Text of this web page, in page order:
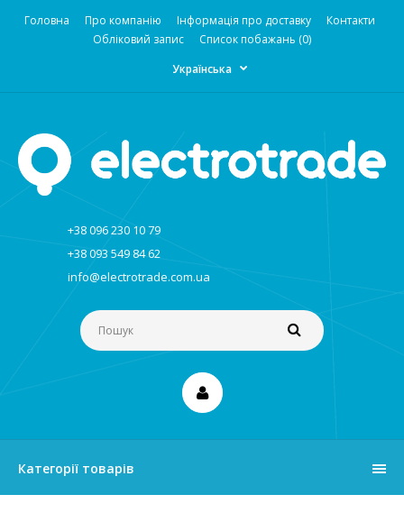
Головна Про компанію Інформація про доставку
Контакти
Обліковий запис
Список побажань (0)
Українська
+38 096 230 10 79
+38 093 549 84 62
info@electrotrade.com.ua
Категорії товарів